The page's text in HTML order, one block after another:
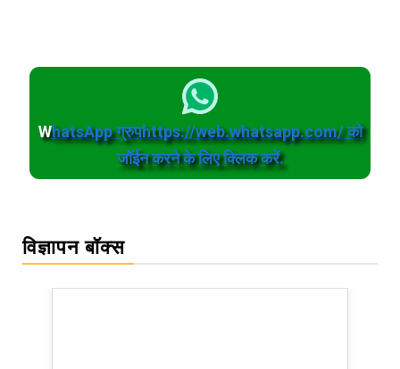
WhatsApp ग्रुपhttps://web.whatsapp.com/ को
जॉईन करने के लिए क्लिक करें.
विज्ञापन बॉक्स